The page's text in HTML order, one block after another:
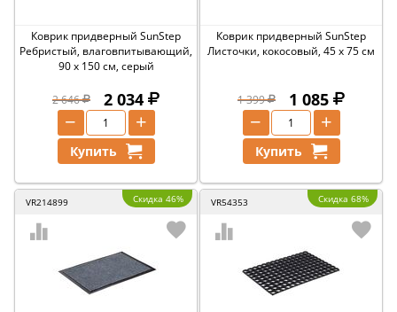
Коврик придверный SunStep
Ребристый, влаговпитывающий,
90 x 150 см, серый
2 646 2 034
+
−
Купить
Коврик придверный SunStep
Листочки, кокосовый, 45 x 75 см
1 399 1 085
+
−
Купить
VR214899 Скидка 46% VR54353 Скидка 68%